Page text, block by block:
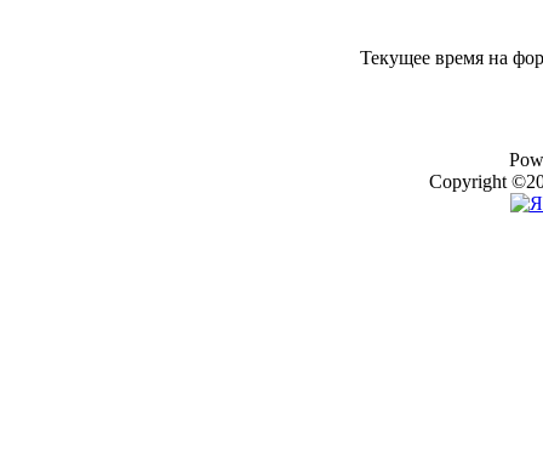
Текущее время на
Copyright